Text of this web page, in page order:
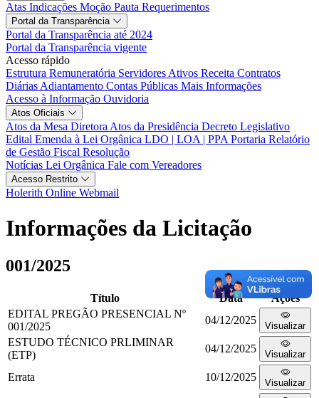
Atas Indicações Moção Pauta Requerimentos
Portal da Transparência
Portal da Transparência até 2024
Portal da Transparência vigente
Acesso rápido
Estrutura Remuneratória Servidores Ativos Receita Contratos
Diárias Adiantamento Contas Públicas Mais Informações
Acesso à Informação Ouvidoria
Atos Oficiais
Atos da Mesa Diretora Atos da Presidência Decreto Legislativo
Edital Emenda à Lei Orgânica LDO | LOA | PPA Portaria Relatório
de Gestão Fiscal Resolução
Notícias Lei Orgânica Fale com Vereadores
Acesso Restrito
Holerith Online Webmail
Informações da Licitação
001/2025
Título Data
Ações
EDITAL PREGÃO PRESENCIAL Nº
001/2025
04/12/2025 Visualizar
ESTUDO TÉCNICO PRLIMINAR
(ETP)
04/12/2025 Visualizar
Errata 10/12/2025 Visualizar